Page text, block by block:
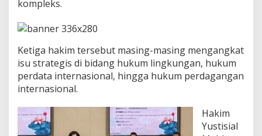
h
i
n
A
n
g
kompleks.
Ketiga hakim tersebut masing-masing mengangkat
isu strategis di bidang hukum lingkungan, hukum
perdata internasional, hingga hukum perdagangan
internasional.
Hakim
Yustisial